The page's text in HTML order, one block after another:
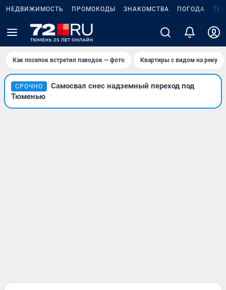
НЕДВИЖИМОСТЬ ПРОМОКОДЫ ЗНАКОМСТВА ПОГОДА
Как поселок встретил паводок — фото Квартиры с видом на реку
СРОЧНО
Самосвал снес надземный переход под
Тюменью